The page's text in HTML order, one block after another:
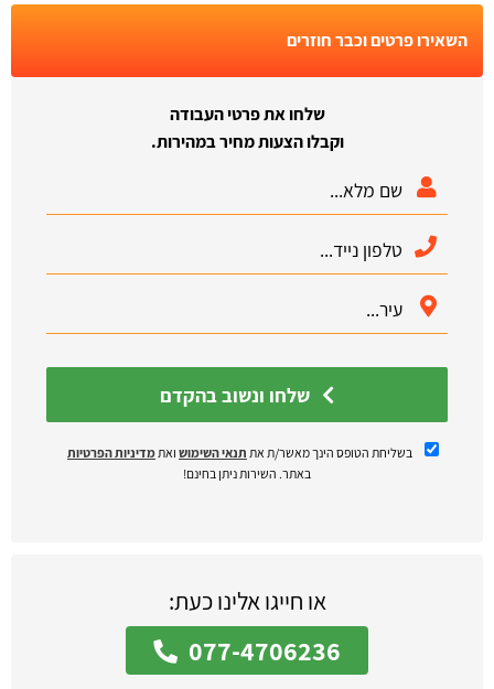
השאירו פרטים וכבר חוזרים
שלחו את פרטי העבודה
וקבלו הצעות מחיר במהירות.
בשליחת הטופס הינך מאשר/ת את תנאי השימוש ואתמדיניות הפרטיות
באתר. השירות ניתן בחינם!
או חייגו אלינו כעת:
077-4706236